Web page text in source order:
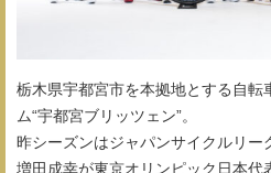
栃木県宇都宮市を本拠地とする自転
ム“宇都宮ブリッツェン”。
昨シーズンはジャパンサイクルリー
増田成幸が東京オリンピック日本代